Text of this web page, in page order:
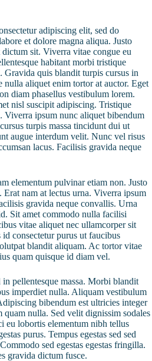
adipiscing elit, sed do
et dolore magna aliqua. Justo
dictum sit. Viverra vitae congue eu
habitant morbi tristique
Gravida quis blandit turpis cursus in
nulla aliquet enim tortor at auctor. Eget
diam phasellus vestibulum lorem.
nisl suscipit adipiscing. Tristique
Viverra ipsum nunc aliquet bibendum
turpis massa tincidunt dui ut
augue interdum velit. Nunc vel risus
lacus. Facilisis gravida neque
elementum pulvinar etiam non. Justo
Erat nam at lectus urna. Viverra ipsum
gravida neque convallis. Urna
Sit amet commodo nulla facilisi
vitae aliquet nec ullamcorper sit
consectetur purus ut faucibus
blandit aliquam. Ac tortor vitae
quam quisque id diam vel.
pellentesque massa. Morbi blandit
imperdiet nulla. Aliquam vestibulum
bibendum est ultricies integer
quam nulla. Sed velit dignissim sodales
eu lobortis elementum nibh tellus
purus. Tempus egestas sed sed
sed egestas egestas fringilla.
gravida dictum fusce.